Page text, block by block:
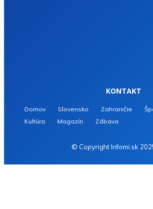
KONTAKT
Domov Slovensko Zahraničie
Kultúra
Magazín Zábava
© Copyright Infomi.sk